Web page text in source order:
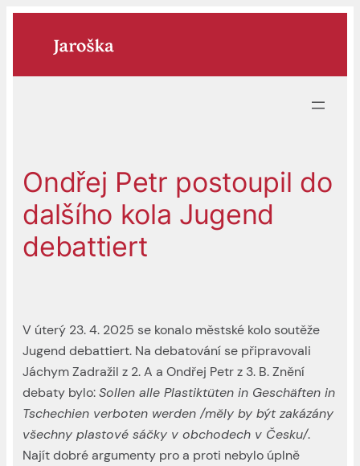
Ondřej Petr postoupil do
dalšího kola Jugend
debattiert
V úterý 23. 4. 2025 se konalo městské kolo soutěže
Jugend debattiert. Na debatování se připravovali
Jáchym Zadražil z 2. A a Ondřej Petr z 3. B. Znění
debaty bylo:Sollen alle Plastiktüten in Geschäften in
Tschechien verboten werden /měly by být zakázány
všechny plastové sáčky v obchodech v Česku/.
Najít dobré argumenty pro a proti nebylo úplně